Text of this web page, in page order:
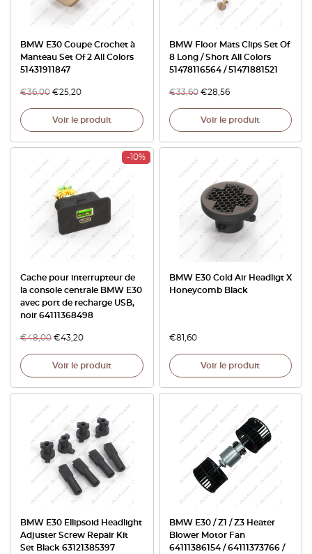
BMW E30 Coupe Crochet à
Manteau Set Of 2 All Colors
51431911847
€36,00 €25,20
Voir le produit
BMW Floor Mats Clips Set Of
8 Long / Short All Colors
51478116564 / 51471881521
€33,60 €28,56
Voir le produit
-10%
Cache pour interrupteur de
la console centrale BMW E30
avec port de recharge USB,
noir 64111368498
€48,00 €43,20
Voir le produit
BMW E30 Cold Air Headligt X
Honeycomb Black
€81,60
Voir le produit
BMW E30 Ellipsoid Headlight
Adjuster Screw Repair Kit
Set Black 63121385397
BMW E30 / Z1 / Z3 Heater
Blower Motor Fan
64111386154 / 64111373766 /